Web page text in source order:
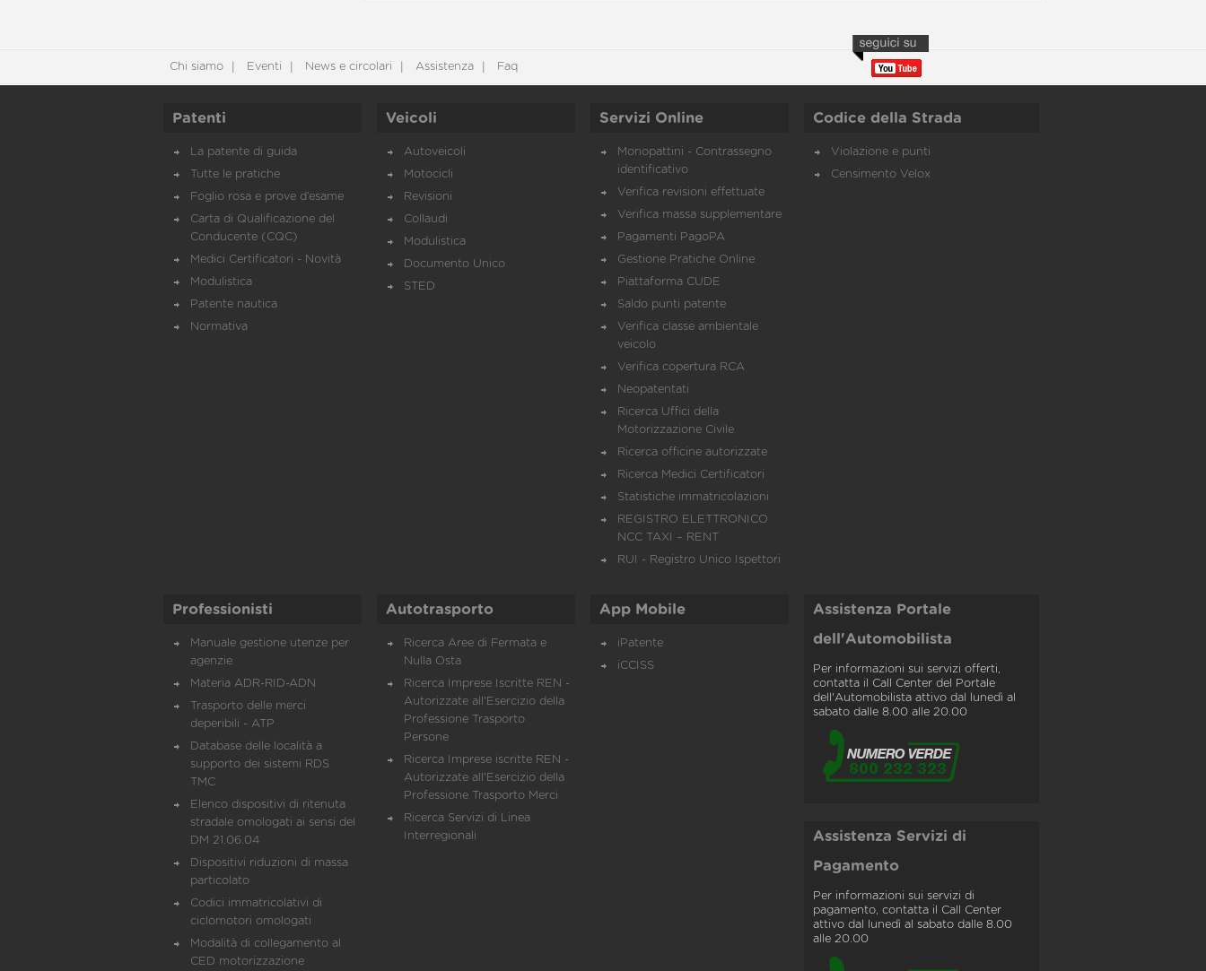
Chi siamo Eventi News e circolari Assistenza Faq
Patenti
La patente di guida
Tutte le pratiche
Foglio rosa e prove d’esame
Carta di Qualificazione del
Conducente (CQC)
Medici Certificatori - Novità
Modulistica
Patente nautica
Normativa
Veicoli
Autoveicoli
Motocicli
Revisioni
Collaudi
Modulistica
Documento Unico
STED
Servizi Online
Monopattini - Contrassegno
identificativo
Verifica revisioni effettuate
Verifica massa supplementare
Pagamenti PagoPA
Gestione Pratiche Online
Piattaforma CUDE
Saldo punti patente
Verifica classe ambientale
veicolo
Verifica copertura RCA
Neopatentati
Ricerca Uffici della
Motorizzazione Civile
Ricerca officine autorizzate
Ricerca Medici Certificatori
Statistiche immatricolazioni
REGISTRO ELETTRONICO
NCC TAXI – RENT
RUI - Registro Unico Ispettori
Codice della Strada
Violazione e punti
Censimento Velox
Professionisti
Manuale gestione utenze per
agenzie
Materia ADR-RID-ADN
Trasporto delle merci
deperibili - ATP
Database delle località a
supporto dei sistemi RDS
TMC
Elenco dispositivi di ritenuta
stradale omologati ai sensi del
DM 21.06.04
Dispositivi riduzioni di massa
particolato
Codici immatricolativi di
ciclomotori omologati
Modalità di collegamento al
CED motorizzazione
Autotrasporto
Ricerca Aree di Fermata e
Nulla Osta
Ricerca Imprese Iscritte REN -
Autorizzate all'Esercizio della
Professione Trasporto
Persone
Ricerca Imprese iscritte REN -
Autorizzate all'Esercizio della
Professione Trasporto Merci
Ricerca Servizi di Linea
Interregionali
App Mobile
iPatente
iCCISS
Assistenza Portale
dell'Automobilista
Per informazioni sui servizi offerti,
contatta il Call Center del Portale
dell'Automobilista attivo dal lunedì al
sabato dalle 8.00 alle 20.00
Assistenza Servizi di
Pagamento
Per informazioni sui servizi di
pagamento, contatta il Call Center
attivo dal lunedì al sabato dalle 8.00
alle 20.00